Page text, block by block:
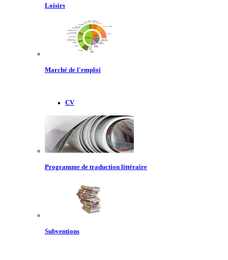
Loisirs
Marché de l'emploi
CV
Programme de traduction littéraire
Subventions